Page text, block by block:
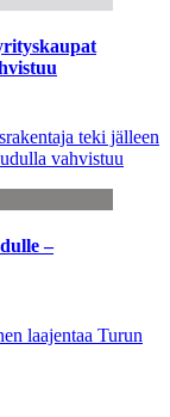
teki jälleen
vahvistuu
–
laajentaa Turun